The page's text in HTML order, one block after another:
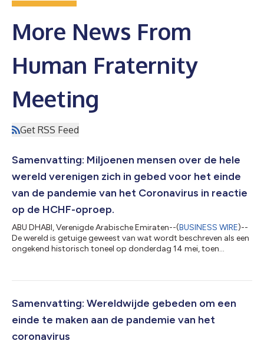
More News From
Human Fraternity
Meeting
Get RSS Feed
Samenvatting: Miljoenen mensen over de hele
wereld verenigen zich in gebed voor het einde
van de pandemie van het Coronavirus in reactie
op de HCHF-oproep.
ABU DHABI, Verenigde Arabische Emiraten--(BUSINESS WIRE)--
De wereld is getuige geweest van wat wordt beschreven als een
ongekend historisch toneel op donderdag 14 mei, toen
maken en om wetenschappers en onderzoekers te helpen zo
reactie op de humanitaire oproep van het Higher Committee of
Human Fraternity (HCHF)...
Samenvatting: Wereldwijde gebeden om een
einde te maken aan de pandemie van het
coronavirus